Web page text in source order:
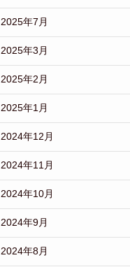
2025年7月
2025年3月
2025年2月
2025年1月
2024年12月
2024年11月
2024年10月
2024年9月
2024年8月